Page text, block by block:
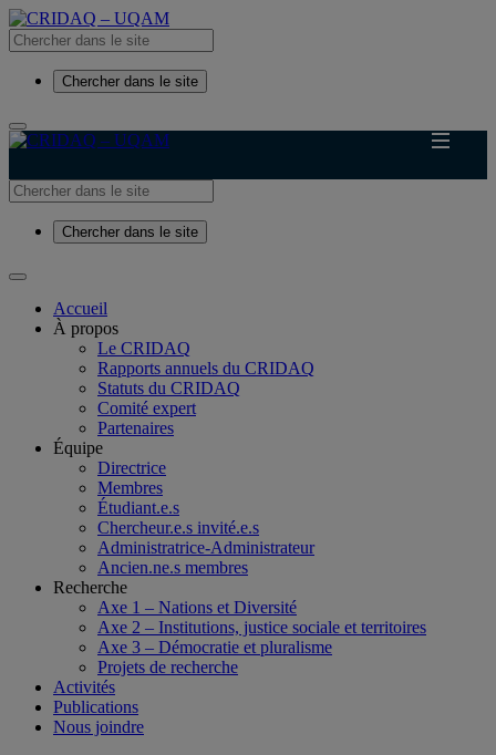
Chercher dans le site
Chercher dans le site
Accueil
À propos
Le CRIDAQ
Rapports annuels du CRIDAQ
Statuts du CRIDAQ
Comité expert
Partenaires
Équipe
Directrice
Membres
Étudiant.e.s
Chercheur.e.s invité.e.s
Administratrice-Administrateur
Ancien.ne.s membres
Recherche
Axe 1 – Nations et Diversité
Axe 2 – Institutions, justice sociale et territoires
Axe 3 – Démocratie et pluralisme
Projets de recherche
Activités
Publications
Nous joindre